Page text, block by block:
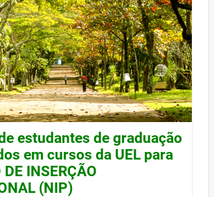
estudantes de graduação
em cursos da UEL para
INSERÇÃO
(NIP)